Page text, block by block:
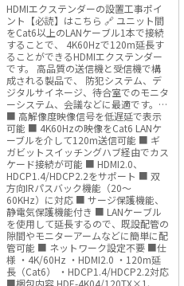
HDMIエクステンダーの設置工事ポイ
ント【必読】はこちら 🔗 ユニット間
をCat6以上のLANケーブル1本で接続
することで、 4K60Hzで120m延長す
ることができるHDMIエクステンダー
です。 高品質の送信機と受信機で構
成される製品で、 防犯システム、デ
ジタルサイネージ、待合室でのモニタ
ーシステム、会議などに最適です。
■ 高解像度映像信号を低遅延で表示
可能 ■ 4K60Hzの映像をCat6 LANケ
ーブルを介して120m送信可能 ■ ギ
ガビットスイッチングハブ経由でカス
ケード接続が可能 ■ HDMI2.0、
HDCP1.4/HDCP2.2をサポート ■ 双
方向IRパスバック機能（20～
60KHz）に対応 ■ サージ保護機能、
静電気保護機能付き ■ LANケーブル
を使用して延長するので、既設配管の
隙間やモニターアームなどに簡単に配
管可能 ■ ネットワーク設定不要 ■仕
様 ・4K/60Hz ・HDMI2.0 ・120m延
長（Cat6） ・HDCP1.4/HDCP2.2対応